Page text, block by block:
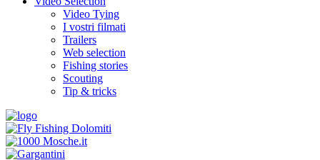
Video Tying
I vostri filmati
Trailers
Web selection
Fishing stories
Scouting
Tip & tricks